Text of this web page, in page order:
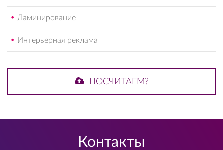
Ламинирование
Интерьерная реклама
ПОСЧИТАЕМ?
Контакты